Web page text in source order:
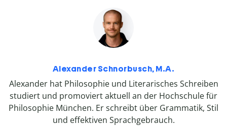
Alexander Schnorbusch, M.A.
Alexander hat Philosophie und Literarisches Schreiben
studiert und promoviert aktuell an der Hochschule für
Philosophie München. Er schreibt über Grammatik, Stil
und effektiven Sprachgebrauch.